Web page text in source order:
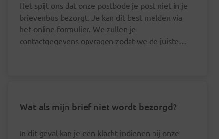
Het spijt ons dat onze postbode je post niet in je
brievenbus bezorgt. Je kan dit best melden via
het online formulier. We zullen je
contactgegevens opvragen zodat we de juiste
Wat als mijn brief niet wordt bezorgd?
In dit geval kan je een klacht indienen bij onze